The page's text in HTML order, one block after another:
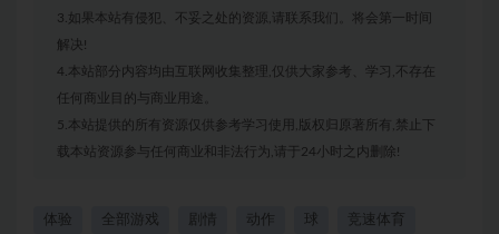
3.如果本站有侵犯、不妥之处的资源,请联系我们。将会第一时间
解决!
4.本站部分内容均由互联网收集整理,仅供大家参考、学习,不存在
任何商业目的与商业用途。
5.本站提供的所有资源仅供参考学习使用,版权归原著所有,禁止下
载本站资源参与任何商业和非法行为,请于24小时之内删除!
体验 全部游戏 剧情 动作 球 竞速体育